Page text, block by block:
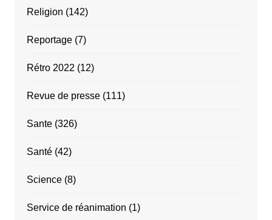
Religion (142)
Reportage(7)
Rétro 2022 (12)
Revue de presse(111)
Sante(326)
Santé(42)
Science(8)
Service de réanimation (1)